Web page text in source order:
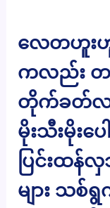
လေတဟူး
ကလည်း တ
တိုက်ခတ်လ
မိုးသီးမိုးပေ
ပြင်းထန်
များ သစ်